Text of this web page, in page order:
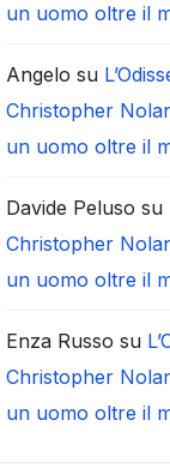
un uomo oltre il
Angelo su
Christopher
un uomo oltre il
Davide Peluso su
Christopher
un uomo oltre il
Enza Russo su
Christopher
un uomo oltre il